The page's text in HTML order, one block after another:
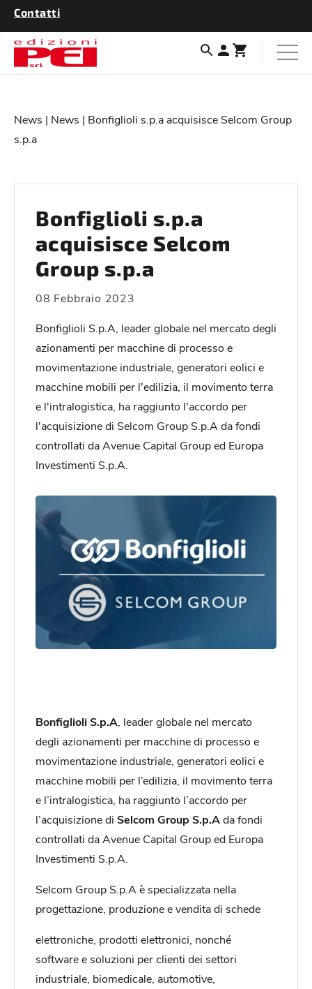
Contatti
News | News | Bonfiglioli s.p.a acquisisce Selcom Group
s.p.a
Bonfiglioli s.p.a
acquisisce Selcom
Group s.p.a
08 Febbraio 2023
Bonfiglioli S.p.A, leader globale nel mercato degli
azionamenti per macchine di processo e
movimentazione industriale, generatori eolici e
macchine mobili per l'edilizia, il movimento terra
e l'intralogistica, ha raggiunto l'accordo per
l'acquisizione di Selcom Group S.p.A da fondi
controllati da Avenue Capital Group ed Europa
Investimenti S.p.A.
Bonfiglioli S.p.A , leader globale nel mercato
degli azionamenti per macchine di processo e
movimentazione industriale, generatori eolici e
macchine mobili per l’edilizia, il movimento terra
e l’intralogistica, ha raggiunto l’accordo per
l’acquisizione di Selcom Group S.p.Ada fondi
controllati da Avenue Capital Group ed Europa
Investimenti S.p.A.
Selcom Group S.p.A è specializzata nella
progettazione, produzione e vendita di schede
elettroniche, prodotti elettronici, nonché
software e soluzioni per clienti dei settori
industriale, biomedicale, automotive,